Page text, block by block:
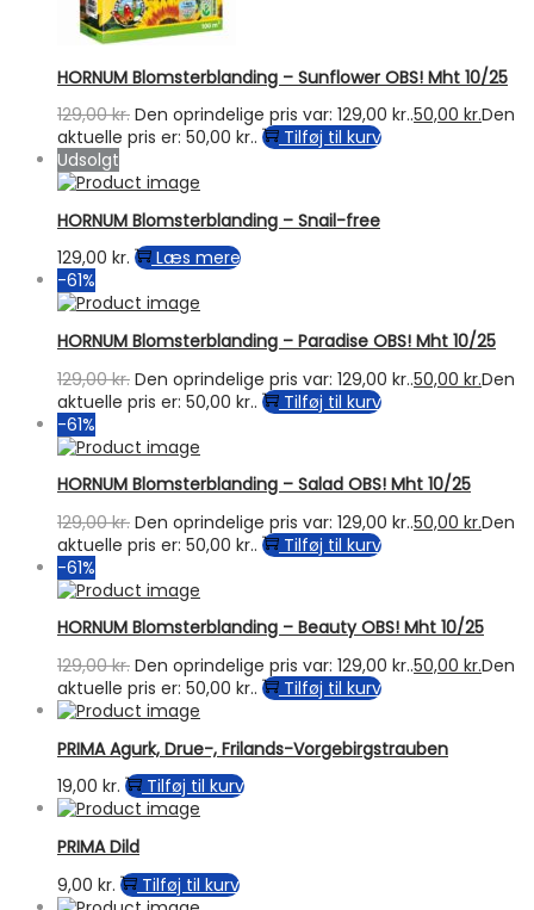
HORNUM Blomsterblanding – Sunflower OBS! Mht 10/25
129,00kr. Den oprindelige pris var: 129,00 kr..50,00 kr.Den
aktuelle pris er: 50,00 kr..
Tilføj til kurv
Udsolgt
HORNUM Blomsterblanding – Snail-free
129,00 kr.
Læs mere
-61%
HORNUM Blomsterblanding – Paradise OBS! Mht 10/25
129,00kr. Den oprindelige pris var: 129,00 kr..50,00 kr.Den
aktuelle pris er: 50,00 kr..
Tilføj til kurv
-61%
HORNUM Blomsterblanding – Salad OBS! Mht 10/25
129,00kr. Den oprindelige pris var: 129,00 kr..50,00 kr.Den
aktuelle pris er: 50,00 kr..
Tilføj til kurv
-61%
HORNUM Blomsterblanding – Beauty OBS! Mht 10/25
129,00kr. Den oprindelige pris var: 129,00 kr..50,00 kr.Den
aktuelle pris er: 50,00 kr..
Tilføj til kurv
PRIMA Agurk, Drue-, Frilands-Vorgebirgstrauben
19,00 kr. Tilføj til kurv
PRIMA Dild
9,00 kr. Tilføj til kurv